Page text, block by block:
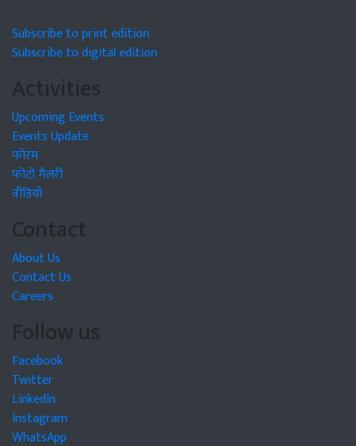
Subscribe to print edition
Subscribe to digital edition
Activities
Upcoming Events
Events Update
फोरम
फोटो गैलरी
वीडियो
Contact
About Us
Contact Us
Careers
Follow us
Facebook
Twitter
LinkedIn
Instagram
WhatsApp